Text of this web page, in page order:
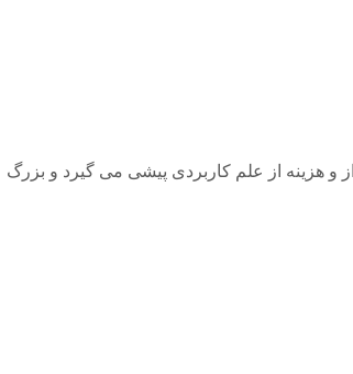
هزینه از علم کاربردی پیشی می گیرد و بزرگ